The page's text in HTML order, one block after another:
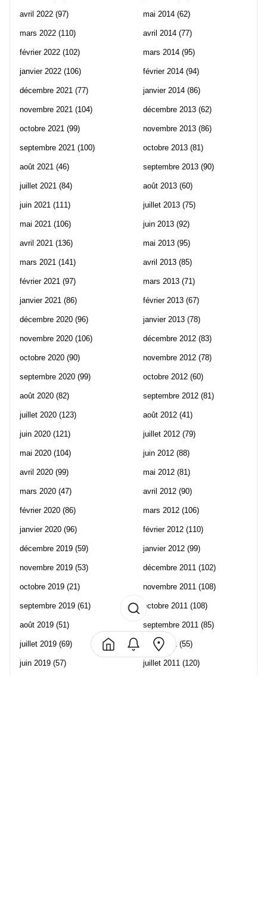
avril 2022 (97)
mars 2022 (110)
février 2022 (102)
janvier 2022 (106)
décembre 2021 (77)
novembre 2021 (104)
octobre 2021 (99)
septembre 2021 (100)
août 2021 (46)
juillet 2021 (84)
juin 2021 (111)
mai 2021 (106)
avril 2021 (136)
mars 2021 (141)
février 2021 (97)
janvier 2021 (86)
décembre 2020 (96)
novembre 2020 (106)
octobre 2020 (90)
septembre 2020 (99)
août 2020 (82)
juillet 2020 (123)
juin 2020 (121)
mai 2020 (104)
avril 2020 (99)
mars 2020 (47)
février 2020 (86)
janvier 2020 (96)
décembre 2019 (59)
novembre 2019 (53)
octobre 2019 (21)
septembre 2019 (61)
août 2019 (51)
juillet 2019 (69)
juin 2019 (57)
mai 2014 (62)
avril 2014 (77)
mars 2014 (95)
février 2014 (94)
janvier 2014 (86)
décembre 2013 (62)
novembre 2013 (86)
octobre 2013 (81)
septembre 2013 (90)
août 2013 (60)
juillet 2013 (75)
juin 2013 (92)
mai 2013 (95)
avril 2013 (85)
mars 2013 (71)
février 2013 (67)
janvier 2013 (78)
décembre 2012 (83)
novembre 2012 (78)
octobre 2012 (60)
septembre 2012 (81)
août 2012 (41)
juillet 2012 (79)
juin 2012 (88)
mai 2012 (81)
avril 2012 (90)
mars 2012 (106)
février 2012 (110)
janvier 2012 (99)
décembre 2011 (102)
novembre 2011 (108)
octobre 2011 (108)
septembre 2011 (85)
août 2011 (55)
juillet 2011 (120)